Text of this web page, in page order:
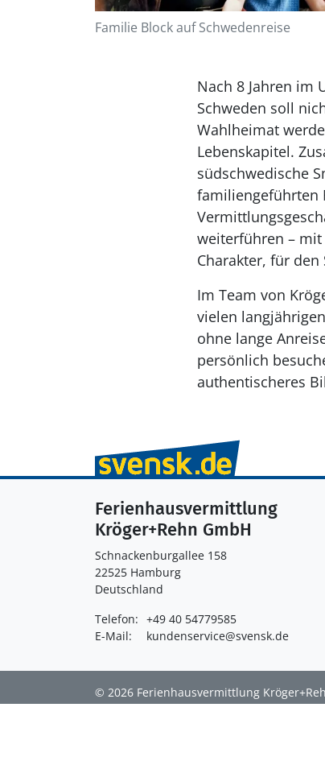
Familie Block auf Schwedenreise
Nach 8 Jahren im
Schweden soll
Wahlheimat
Lebenskapitel.
südschwedische
familiengeführten
weiterführen –
Charakter, für
Im Team von
vielen
ohne lange
persönlich
authentischeres
Ferienhausvermittlung
Kröger+Rehn GmbH
Schnackenburgallee 158
22525 Hamburg
Deutschland
Telefon: +49 40 54779585
E-Mail:
kundenservice@svensk.de
© 2026 Ferienhausvermittlung